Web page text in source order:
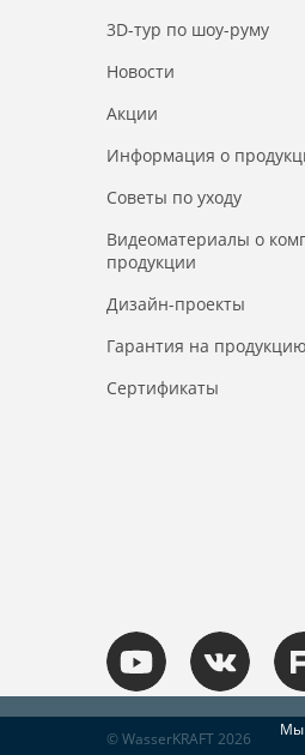
Мы
3D-тур по шоу-руму
Новости
Акции
Информация о
Советы по уходу
Видеоматериалы о
продукции
Дизайн-проекты
Гарантия на продукцию
Сертификаты
© WasserKRAFT 2026